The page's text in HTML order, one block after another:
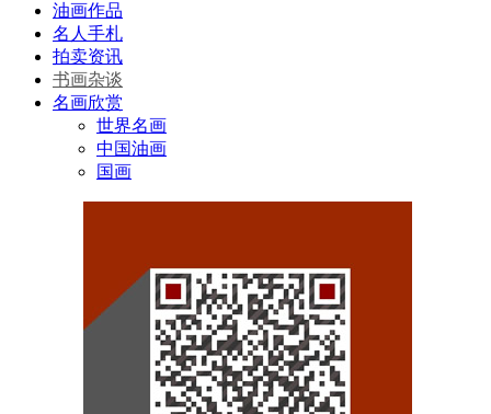
油画作品
名人手札
拍卖资讯
书画杂谈
名画欣赏
世界名画
中国油画
国画